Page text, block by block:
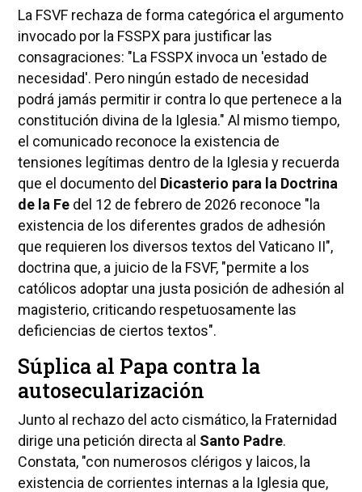
La FSVF rechaza de forma categórica el argumento
invocado por la FSSPX para justificar las
consagraciones: "La FSSPX invoca un 'estado de
necesidad'. Pero ningún estado de necesidad
podrá jamás permitir ir contra lo que pertenece a la
constitución divina de la Iglesia." Al mismo tiempo,
el comunicado reconoce la existencia de
tensiones legítimas dentro de la Iglesia y recuerda
que el documento del Dicasterio para la Doctrina
de la Fedel 12 de febrero de 2026 reconoce "la
existencia de los diferentes grados de adhesión
que requieren los diversos textos del Vaticano II",
doctrina que, a juicio de la FSVF, "permite a los
católicos adoptar una justa posición de adhesión al
magisterio, criticando respetuosamente las
deficiencias de ciertos textos".
Súplica al Papa contra la
autosecularización
Junto al rechazo del acto cismático, la Fraternidad
dirige una petición directa al Santo Padre.
Constata, "con numerosos clérigos y laicos, la
existencia de corrientes internas a la Iglesia que,